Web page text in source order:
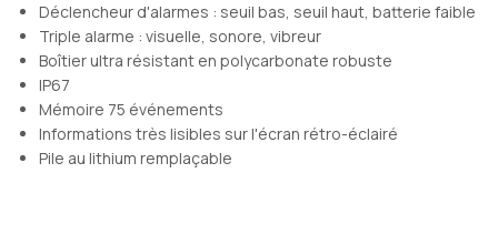
Déclencheur d'alarmes : seuil bas, seuil haut, batterie faible
Triple alarme : visuelle, sonore, vibreur
Boîtier ultra résistant en polycarbonate robuste
IP67
Mémoire 75 événements
Informations très lisibles sur l'écran rétro-éclairé
Pile au lithium remplaçable